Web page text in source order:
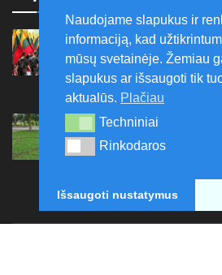
Ariogaloje nuskambėjo
kalinių ir laisvės kovų
širdy“
Mažeikių rajono
laikytis Kelių eismo
Naudojame slapukus ir
informaciją, kad
mūsų svetainėje. Žemiau
slapukus ar išsaugoti tik
aktualūs. Plačiau
Techniniai
Techniniai
Rinkodaros
Rinkodaros
Išsaugoti nustatymus